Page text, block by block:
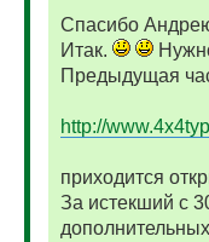
Спасибо
Итак.
Предыдущая
http://
приходится
За истекший с